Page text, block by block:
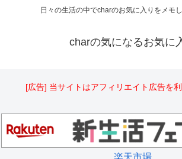
日々の生活の中でcharのお気に入りをメモ
charの気になるお気に
[広告] 当サイトはアフィリエイト広告を利
楽天市場